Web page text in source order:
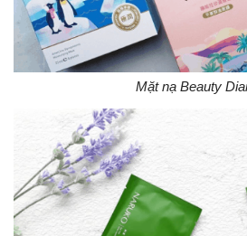
Mặt nạ Beauty